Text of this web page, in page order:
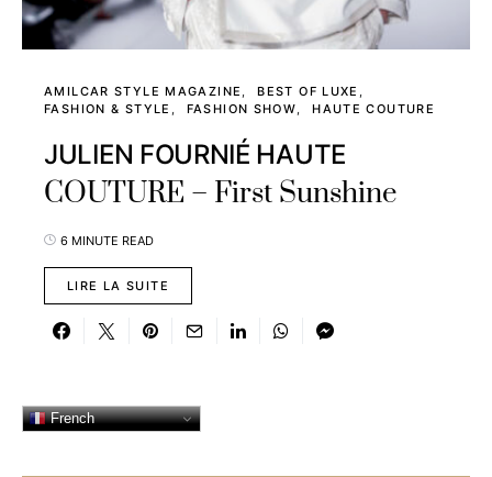
AMILCAR STYLE MAGAZINE
BEST OF LUXE
FASHION & STYLE
FASHION SHOW HAUTE COUTURE
JULIEN FOURNIÉ HAUTE
COUTURE – First Sunshine
6 MINUTE READ
LIRE LA SUITE
French